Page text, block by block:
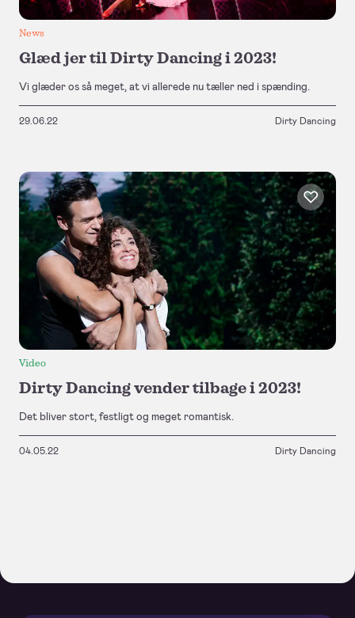
News
Glæd jer til Dirty Dancing i 2023!
Vi glæder os så meget, at vi allerede nu tæller ned i spænding.
29.06.22 Dirty Dancing
Video
Dirty Dancing vender tilbage i 2023!
Det bliver stort, festligt og meget romantisk.
04.05.22 Dirty Dancing